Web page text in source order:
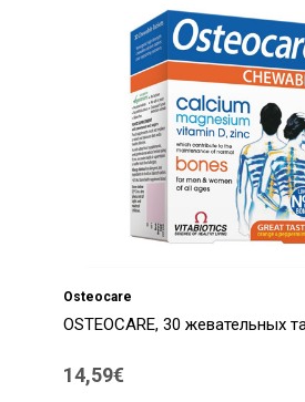
Osteocare
OSTEOCARE, 30 жевательных
14,59€